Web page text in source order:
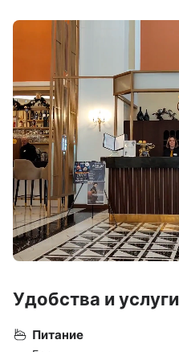
Удобства и услуги
Питание